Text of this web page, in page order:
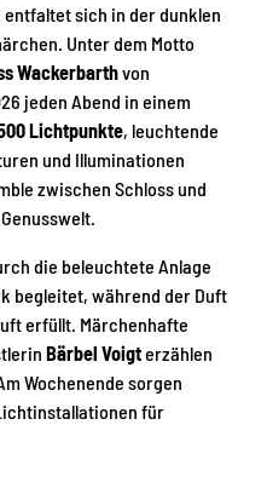
entfaltet sich in der dunklen
Unter dem Motto
Wackerbarthvon
jeden Abend in einem
Lichtpunkte, leuchtende
und Illuminationen
zwischen Schloss und
die beleuchtete Anlage
begleitet, während der Duft
erfüllt. Märchenhafte
Bärbel Voigterzählen
Wochenende sorgen
für